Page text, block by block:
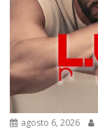
agosto 6, 2026